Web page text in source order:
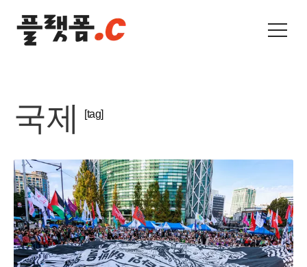
국제 [tag]